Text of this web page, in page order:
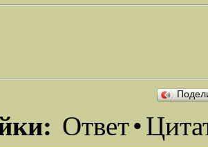
Ответ•